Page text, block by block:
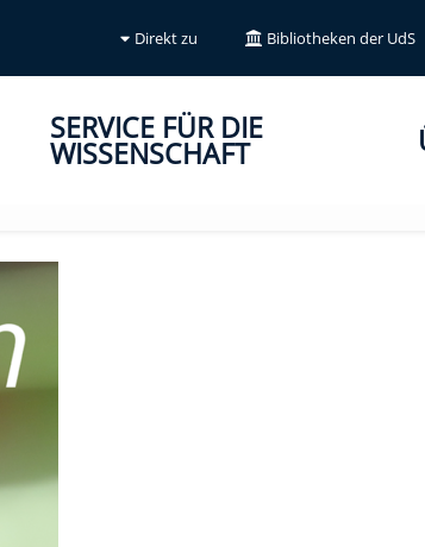
Direkt zu Bibliotheken der UdS
SERVICE FÜR DIE
WISSENSCHAFT